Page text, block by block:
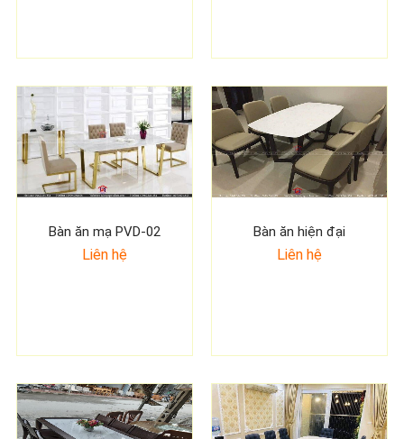
Bàn ăn mạ PVD-02
Liên hệ
Bàn ăn hiện đại
Liên hệ